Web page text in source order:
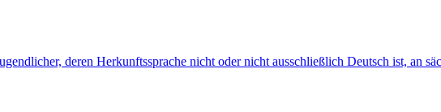
deren Herkunftssprache nicht oder nicht ausschließlich Deutsch ist, an